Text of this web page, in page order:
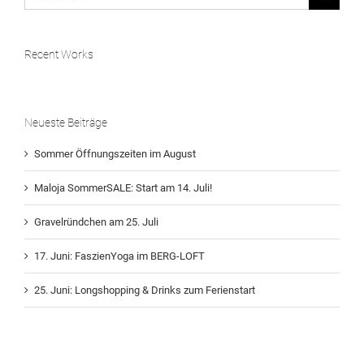
Recent Works
Neueste Beiträge
Sommer Öffnungszeiten im August
Maloja SommerSALE: Start am 14. Juli!
Gravelründchen am 25. Juli
17. Juni: FaszienYoga im BERG-LOFT
25. Juni: Longshopping & Drinks zum Ferienstart